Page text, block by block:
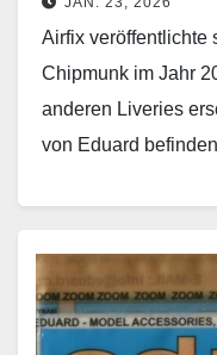
Airfix veröffentlichte
Chipmunk im Jahr
anderen Liveries
von Eduard